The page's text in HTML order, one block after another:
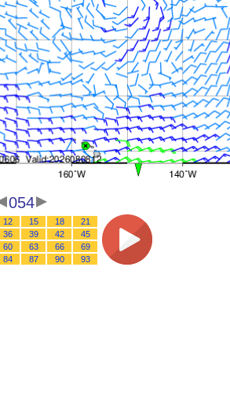
054
12 15 18
21
36 39 42
45
60 63 66
69
84 87 90 93